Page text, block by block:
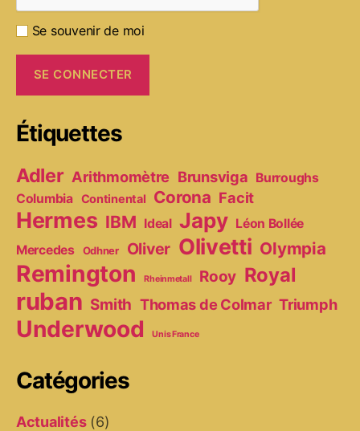
Se souvenir de moi
Étiquettes
Adler Arithmomètre Brunsviga Burroughs
Columbia Continental Corona Facit
Hermes IBM Ideal Japy Léon Bollée
Mercedes
Odhner Oliver Olivetti Olympia
Remington Rheinmetall Rooy Royal
ruban Smith Thomas de Colmar Triumph
Underwood Unis France
Catégories
Actualités(6)